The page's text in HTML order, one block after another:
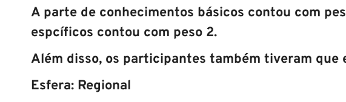
A parte de conhecimentos básicos contou com
espcíficos contou com peso 2.
Além disso, os participantes também tiveram que
Esfera: Regional